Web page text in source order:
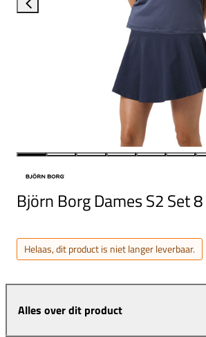
Björn Borg Dames S2 Set 8
Helaas, dit product is niet langer leverbaar.
Alles over dit product